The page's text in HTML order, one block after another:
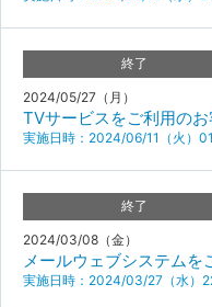
終了
2024/05/27（月）
TVサービスをご利用のお
実施日時：2024/06/11（火）
終了
2024/03/08（金）
メールウェブシステムを
実施日時：2024/03/27（水）